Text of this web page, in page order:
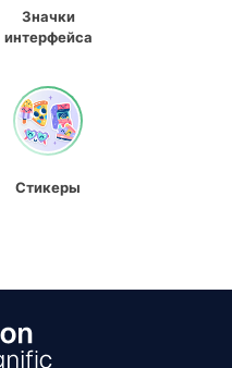
Значки
интерфейса
Стикеры